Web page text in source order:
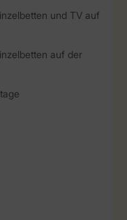
und TV auf
auf der